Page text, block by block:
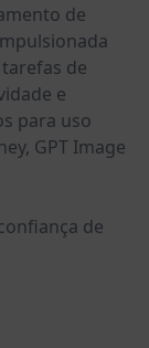
de
de
e
para uso
GPT Image
de